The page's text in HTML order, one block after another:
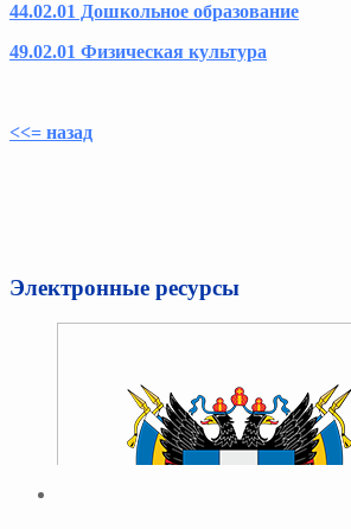
44.02.01 Дошкольное образование
49.02.01 Физическая культура
<<= назад
Электронные ресурсы